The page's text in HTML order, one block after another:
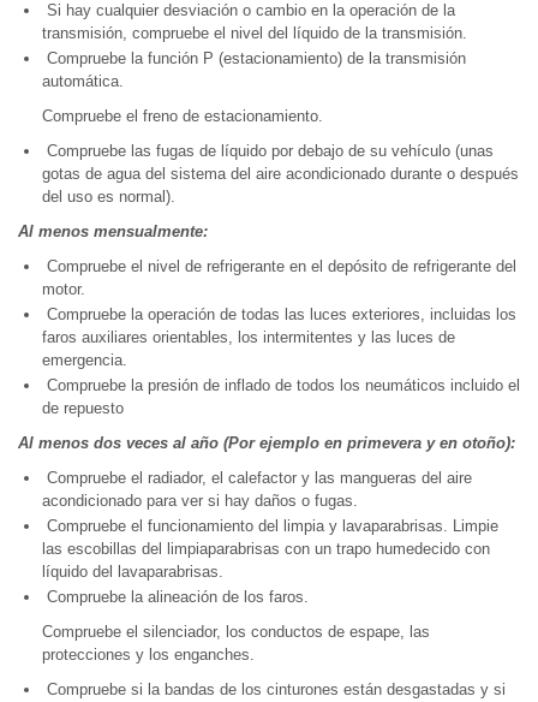
Si hay cualquier desviación o cambio en la operación de la
transmisión, compruebe el nivel del líquido de la transmisión.
Compruebe la función P (estacionamiento) de la transmisión
automática.
Compruebe el freno de estacionamiento.
Compruebe las fugas de líquido por debajo de su vehículo (unas
gotas de agua del sistema del aire acondicionado durante o después
del uso es normal).
Al menos mensualmente:
Compruebe el nivel de refrigerante en el depósito de refrigerante del
motor.
Compruebe la operación de todas las luces exteriores, incluidas los
faros auxiliares orientables, los intermitentes y las luces de
emergencia.
Compruebe la presión de inflado de todos los neumáticos incluido el
de repuesto
Al menos dos veces al año (Por ejemplo en primevera y en otoño):
Compruebe el radiador, el calefactor y las mangueras del aire
acondicionado para ver si hay daños o fugas.
Compruebe el funcionamiento del limpia y lavaparabrisas. Limpie
las escobillas del limpiaparabrisas con un trapo humedecido con
líquido del lavaparabrisas.
Compruebe la alineación de los faros.
Compruebe el silenciador, los conductos de espape, las
protecciones y los enganches.
Compruebe si la bandas de los cinturones están desgastadas y si